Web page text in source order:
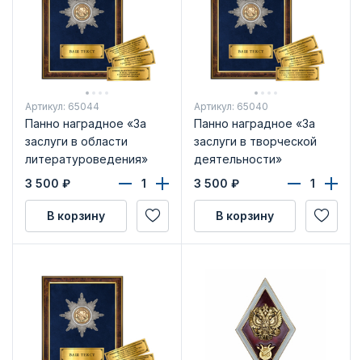
Артикул: 65044
Панно наградное «За
заслуги в области
литературоведения»
3 500 ₽
В корзину
Артикул: 65040
Панно наградное «За
заслуги в творческой
деятельности»
3 500 ₽
В корзину